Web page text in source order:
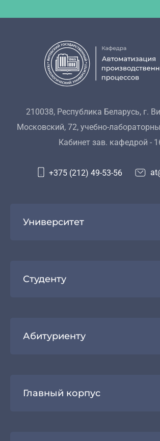
210038, Республика Беларусь, г.
Московский, 72, учебно-
Кабинет зав. кафедрой -
+375 (212) 49-53-56
Университет
Студенту
Абитуриенту
Главный корпус